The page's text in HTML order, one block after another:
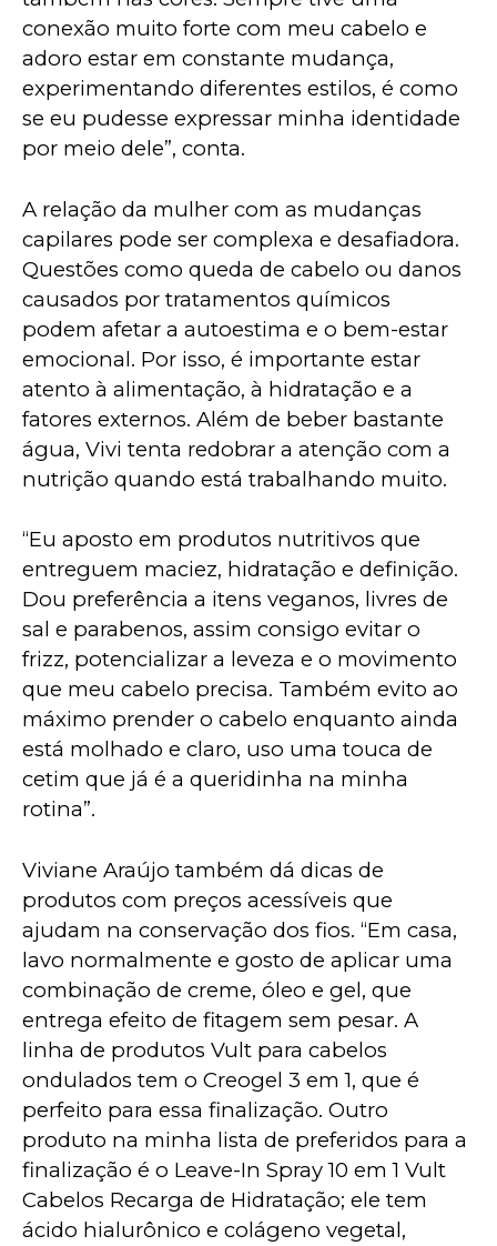
conexão muito forte com meu cabelo e
adoro estar em constante mudança,
experimentando diferentes estilos, é como
se eu pudesse expressar minha identidade
por meio dele”, conta.
A relação da mulher com as mudanças
capilares pode ser complexa e desafiadora.
Questões como queda de cabelo ou danos
causados por tratamentos químicos
podem afetar a autoestima e o bem-estar
emocional. Por isso, é importante estar
atento à alimentação, à hidratação e a
fatores externos. Além de beber bastante
água, Vivi tenta redobrar a atenção com a
nutrição quando está trabalhando muito.
“Eu aposto em produtos nutritivos que
entreguem maciez, hidratação e definição.
Dou preferência a itens veganos, livres de
sal e parabenos, assim consigo evitar o
frizz, potencializar a leveza e o movimento
que meu cabelo precisa. Também evito ao
máximo prender o cabelo enquanto ainda
está molhado e claro, uso uma touca de
cetim que já é a queridinha na minha
rotina”.
Viviane Araújo também dá dicas de
produtos com preços acessíveis que
ajudam na conservação dos fios. “Em casa,
lavo normalmente e gosto de aplicar uma
combinação de creme, óleo e gel, que
entrega efeito de fitagem sem pesar. A
linha de produtos Vult para cabelos
ondulados tem o Creogel 3 em 1, que é
perfeito para essa finalização. Outro
produto na minha lista de preferidos para a
finalização é o Leave-In Spray 10 em 1 Vult
Cabelos Recarga de Hidratação; ele tem
ácido hialurônico e colágeno vegetal,